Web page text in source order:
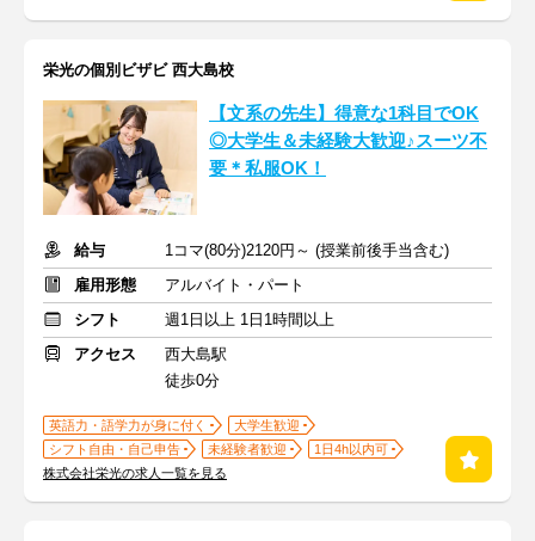
栄光の個別ビザビ 西大島校
【文系の先生】得意な1科目でOK
◎大学生＆未経験大歓迎♪スーツ不
要＊私服OK！
給与
1コマ(80分)2120円～ (授業前後手当含む)
雇用形態
アルバイト・パート
シフト
週1日以上 1日1時間以上
アクセス
西大島駅
徒歩0分
英語力・語学力が身に付く
大学生歓迎
シフト自由・自己申告
未経験者歓迎
1日4h以内可
株式会社栄光の求人一覧を見る